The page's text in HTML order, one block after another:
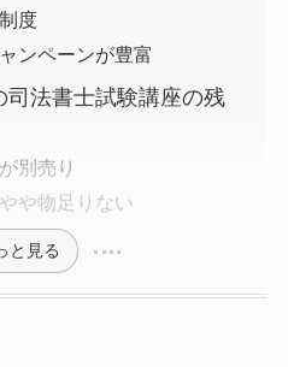
度
ンペーンが豊富
司法書士試験講座の残
別売り
や物足りない
と見る